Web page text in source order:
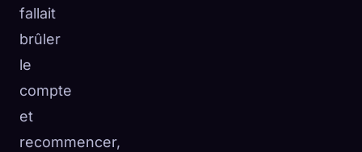
fallait
brûler
le
compte
et
recommencer,